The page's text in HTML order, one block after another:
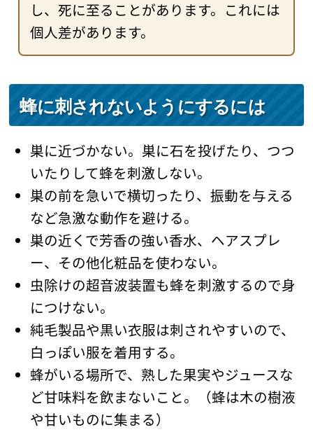
し、死に至ることがあります。これには
個人差があります。
蜂に刺されないようにするには
巣に近づかない。巣に石を投げたり、つつ
いたりして蜂を刺激しない。
巣の前を急いで横切ったり、振動を与える
など急激な動作を避ける。
巣の近くで芳香の強い香水、ヘアスプレ
ー、その他化粧品を使わない。
虫除けの超音波装置も蜂を刺激するので身
につけない。
純毛製品や黒い衣服は刺されやすいので、
白っぽい服を着用する。
蜂がいる場所で、熟した果実やジュースな
ど甘味料を飲まないこと。（蜂は木の樹液
や甘いものに集まる）